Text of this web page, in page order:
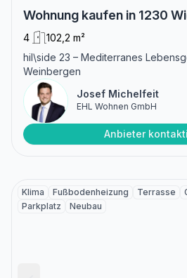
Wohnung kaufen in 1230
4
102,2 m²
hil\side 23 – Mediterranes
Weinbergen
Josef Michelfeit
EHL Wohnen GmbH
Anbieter
Klima Fußbodenheizung Terrasse
Parkplatz
Neubau